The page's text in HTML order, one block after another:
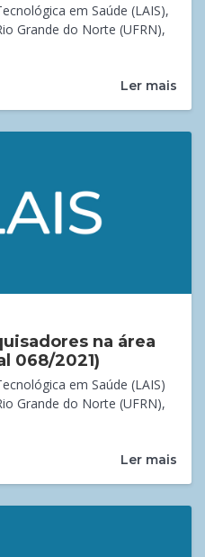
em Saúde (LAIS),
Grande do Norte (UFRN),
Ler mais
na área
068/2021)
em Saúde (LAIS)
Grande do Norte (UFRN),
Ler mais